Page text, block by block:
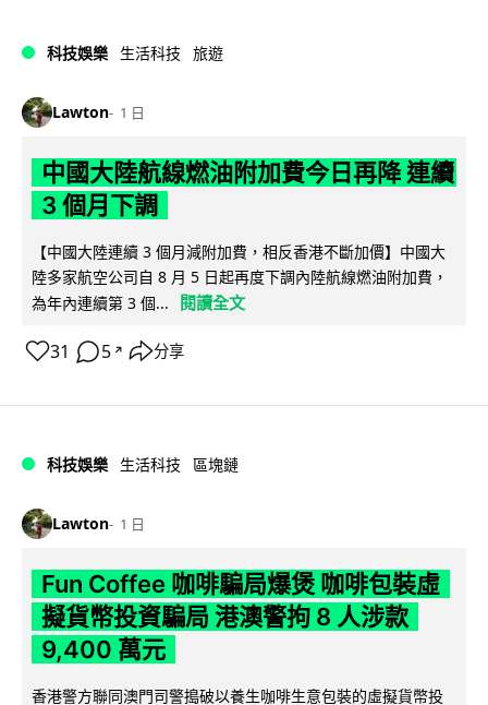
科技娛樂 生活科技 旅遊
Lawton 1 日
中國大陸航線燃油附加費今日再降 連續
3 個月下調
【中國大陸連續 3 個月減附加費，相反香港不斷加價】中國大
陸多家航空公司自 8 月 5 日起再度下調內陸航線燃油附加費，
為年內連續第 3 個...
閱讀全文
31 5 ↗ 分享
科技娛樂 生活科技 區塊鏈
Lawton 1 日
Fun Coffee 咖啡騙局爆煲 咖啡包裝虛
擬貨幣投資騙局 港澳警拘 8 人涉款
9,400 萬元
香港警方聯同澳門司警搗破以養生咖啡生意包裝的虛擬貨幣投